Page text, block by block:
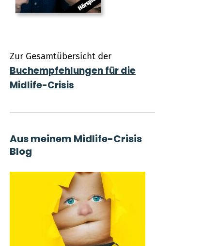
Zur Gesamtübersicht der
Buchempfehlungen für die
Midlife-Crisis
Aus meinem Midlife-Crisis
Blog